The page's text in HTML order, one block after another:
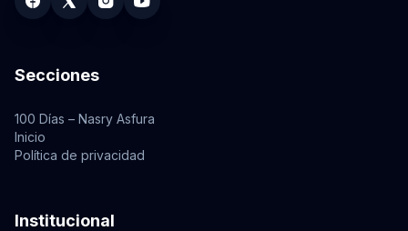
Secciones
100 Días – Nasry Asfura
Inicio
Política de privacidad
Institucional